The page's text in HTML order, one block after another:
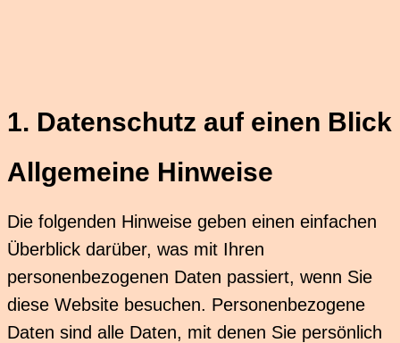
1. Datenschutz auf einen Blick
Allgemeine Hinweise
Die folgenden Hinweise geben einen einfachen
Überblick darüber, was mit Ihren
personenbezogenen Daten passiert, wenn Sie
diese Website besuchen. Personenbezogene
Daten sind alle Daten, mit denen Sie persönlich